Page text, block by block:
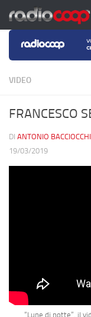
Salta al contenuto
VIDEO
FRANCESCO
DI ANTONIO BACCIOCCHI
19/03/2019
“Lune di notte”, il